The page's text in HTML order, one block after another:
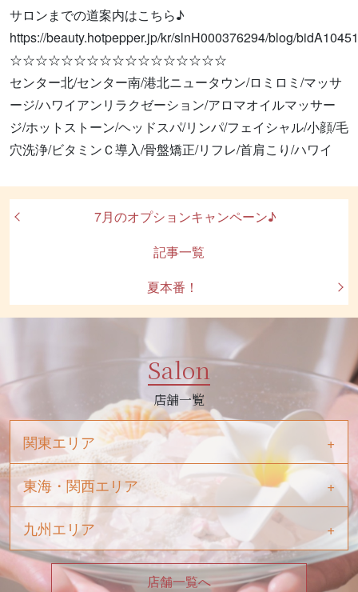
サロンまでの道案内はこちら♪
https://beauty.hotpepper.jp/kr/slnH000376294/blog/
☆☆☆☆☆☆☆☆☆☆☆☆☆☆☆☆☆
センター北/センター南/港北ニュータウン/ロミロミ/マッサ
ージ/ハワイアンリラクゼーション/アロマオイルマッサー
ジ/ホットストーン/ヘッドスパ/リンパ/フェイシャル/小顔/毛
穴洗浄/ビタミンＣ導入/骨盤矯正/リフレ/首肩こり/ハワイ
7月のオプションキャンペーン♪
記事一覧
夏本番！
Salon
店舗一覧
関東エリア
東海・関西エリア
九州エリア
店舗一覧へ